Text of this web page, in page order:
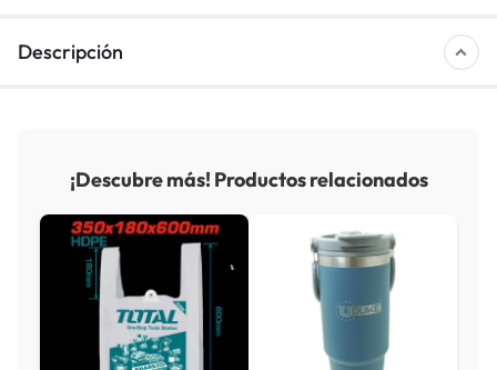
Descripción
¡Descubre más! Productos relacionados